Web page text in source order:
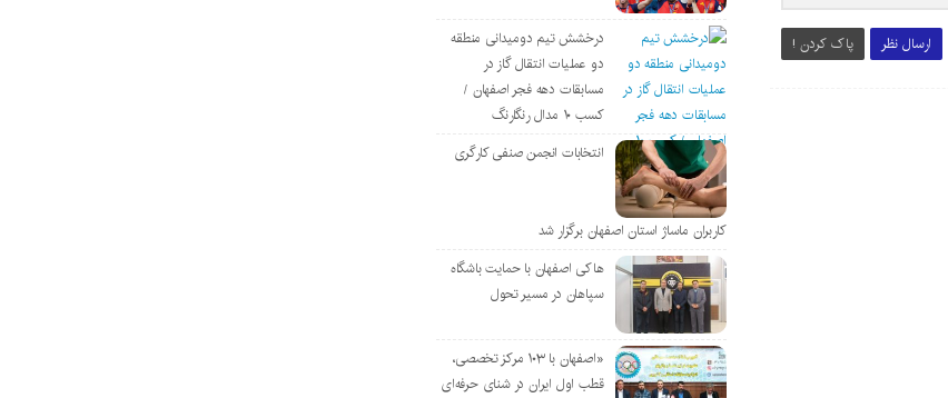
ارسال نظر پاک کردن !
درخشش تیم دومیدانی منطقه
دو عملیات انتقال گاز در
مسابقات دهه فجر اصفهان /
کسب ۱۰ مدال رنگارنگ
انتخابات انجمن صنفی کارگری
کاربران ماساژ استان اصفهان برگزار شد
هاکی اصفهان با حمایت باشگاه
سپاهان در مسیر تحول
«اصفهان با ۱۰۳ مرکز تخصصی،
قطب اول ایران در شنای حرفه‌ای